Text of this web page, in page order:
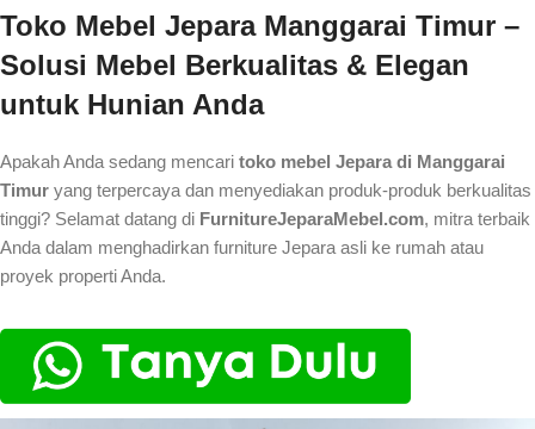
Toko Mebel Jepara Manggarai Timur –
Solusi Mebel Berkualitas & Elegan
untuk Hunian Anda
Apakah Anda sedang mencari toko mebel Jepara di Manggarai
Timur yang terpercaya dan menyediakan produk-produk berkualitas
tinggi? Selamat datang di FurnitureJeparaMebel.com, mitra terbaik
Anda dalam menghadirkan furniture Jepara asli ke rumah atau
proyek properti Anda.